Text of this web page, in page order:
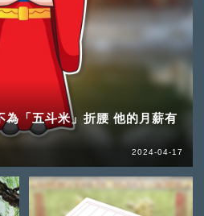
為「五斗米」折腰 他的月薪有
2024-04-17